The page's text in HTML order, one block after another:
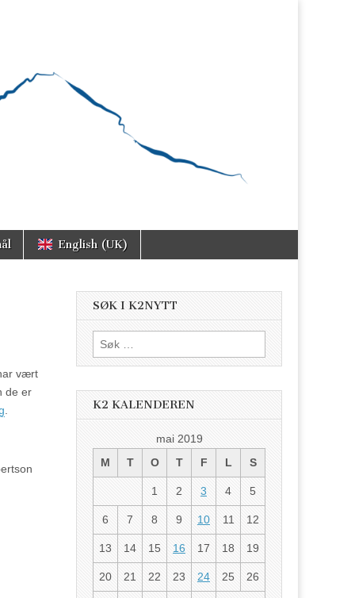
English (UK)
vært
de er
SØK I K2NYTT
Søk
etter:
K2 KALENDEREN
mai 2019
M
T O T F L S
1 2 3 4 5
6 7 8 9 10 11 12
13 14 15 16 17 18 19
20 21 22 23 24 25 26